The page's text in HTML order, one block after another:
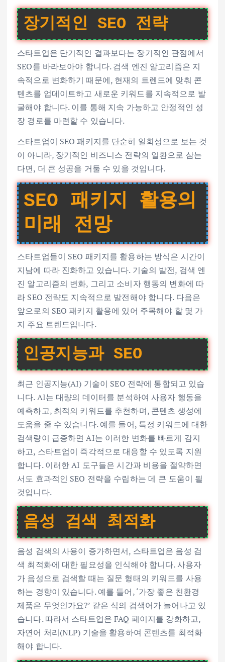
장기적인 SEO 전략
스타트업은 단기적인 결과보다는 장기적인 관점에서
SEO를 바라보아야 합니다. 검색 엔진 알고리즘은 지
속적으로 변화하기 때문에, 현재의 트렌드에 맞춰 콘
텐츠를 업데이트하고 새로운 키워드를 지속적으로 발
굴해야 합니다. 이를 통해 지속 가능하고 안정적인 성
장 경로를 마련할 수 있습니다.
스타트업이 SEO 패키지를 단순히 일회성으로 보는 것
이 아니라, 장기적인 비즈니스 전략의 일환으로 삼는
다면, 더 큰 성공을 거둘 수 있을 것입니다.
SEO 패키지 활용의
미래 전망
스타트업들이 SEO 패키지를 활용하는 방식은 시간이
지남에 따라 진화하고 있습니다. 기술의 발전, 검색 엔
진 알고리즘의 변화, 그리고 소비자 행동의 변화에 따
라 SEO 전략도 지속적으로 발전해야 합니다. 다음은
앞으로의 SEO 패키지 활용에 있어 주목해야 할 몇 가
지 주요 트렌드입니다.
인공지능과 SEO
최근 인공지능(AI) 기술이 SEO 전략에 통합되고 있습
니다. AI는 대량의 데이터를 분석하여 사용자 행동을
예측하고, 최적의 키워드를 추천하며, 콘텐츠 생성에
도움을 줄 수 있습니다. 예를 들어, 특정 키워드에 대한
검색량이 급증하면 AI는 이러한 변화를 빠르게 감지
하고, 스타트업이 즉각적으로 대응할 수 있도록 지원
합니다. 이러한 AI 도구들은 시간과 비용을 절약하면
서도 효과적인 SEO 전략을 수립하는 데 큰 도움이 될
것입니다.
음성 검색 최적화
음성 검색의 사용이 증가하면서, 스타트업은 음성 검
색 최적화에 대한 필요성을 인식해야 합니다. 사용자
가 음성으로 검색할 때는 질문 형태의 키워드를 사용
하는 경향이 있습니다. 예를 들어, ‘가장 좋은 친환경
제품은 무엇인가요?’ 같은 식의 검색어가 늘어나고 있
습니다. 따라서 스타트업은 FAQ 페이지를 강화하고,
자연어 처리(NLP) 기술을 활용하여 콘텐츠를 최적화
해야 합니다.